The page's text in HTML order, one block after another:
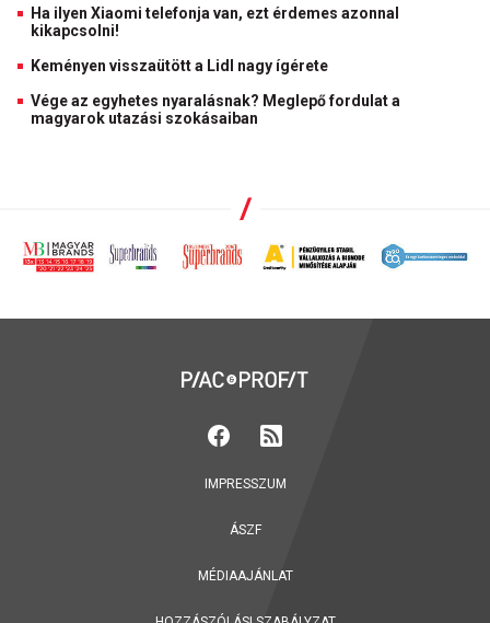
Ha ilyen Xiaomi telefonja van, ezt érdemes azonnal
kikapcsolni!
Keményen visszaütött a Lidl nagy ígérete
Vége az egyhetes nyaralásnak? Meglepő fordulat a
magyarok utazási szokásaiban
IMPRESSZUM
ÁSZF
MÉDIAAJÁNLAT